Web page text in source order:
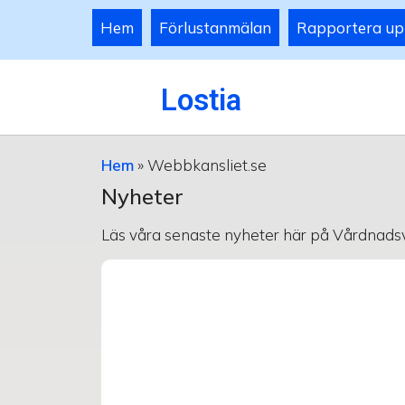
Hem Förlustanmälan Rapportera
Lostia
Hem »Webbkansliet.se
Nyheter
Läs våra senaste nyheter här på